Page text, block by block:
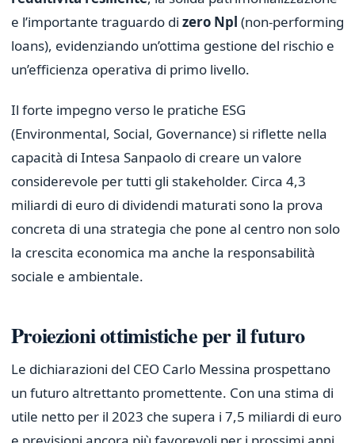
e l’importante traguardo di zero Npl (non-performing
loans), evidenziando un’ottima gestione del rischio e
un’efficienza operativa di primo livello.
Il forte impegno verso le pratiche ESG
(Environmental, Social, Governance) si riflette nella
capacità di Intesa Sanpaolo di creare un valore
considerevole per tutti gli stakeholder. Circa 4,3
miliardi di euro di dividendi maturati sono la prova
concreta di una strategia che pone al centro non solo
la crescita economica ma anche la responsabilità
sociale e ambientale.
Proiezioni ottimistiche per il futuro
Le dichiarazioni del CEO Carlo Messina prospettano
un futuro altrettanto promettente. Con una stima di
utile netto per il 2023 che supera i 7,5 miliardi di euro